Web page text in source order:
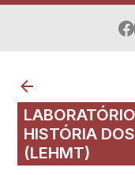
HISTÓRIA
(LEHMT)